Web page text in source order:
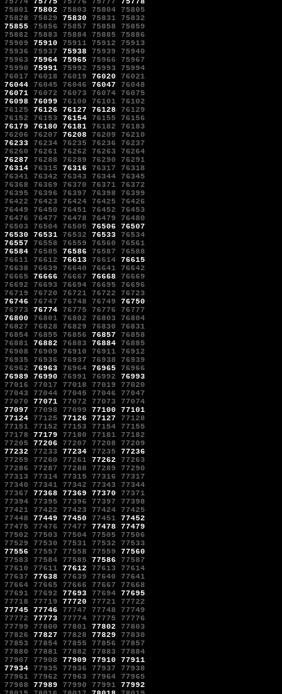
75801 75802 75803 75804 75805
75828 75829 75830 75831
75832
75855 75856 75857 75858
75859
75882 75883 75884 75885
75886
75909 75910 75911 75912
75913
75936 75937 75938 75939
75940
75963 75964 75965 75966
75967
75990 75991 75992 75993
75994
76017 76018 76019 76020
76021
76044 76045 76046 76047
76048
76071 76072 76073 76074 76075
76098 76099 76100 76101
76102
76125 76126 76127 76128
76129
76152 76153 76154 76155
76156
76179 76180 76181 76182
76183
76206 76207 76208 76209
76210
76233 76234 76235 76236
76237
76260 76261 76262 76263
76264
76287 76288 76289 76290
76291
76314 76315 76316 76317
76318
76341 76342 76343 76344 76345
76368 76369 76370 76371
76372
76395 76396 76397 76398
76399
76422 76423 76424 76425
76426
76449 76450 76451 76452
76453
76476 76477 76478 76479
76480
76503 76504 76505 76506
76507
76530 76531 76532 76533
76534
76557 76558 76559 76560
76561
76584 76585 76586 76587
76588
76611 76612 76613 76614 76615
76638 76639 76640 76641
76642
76665 76666 76667 76668
76669
76692 76693 76694 76695
76696
76719 76720 76721 76722
76723
76746 76747 76748 76749
76750
76773 76774 76775 76776
76777
76800 76801 76802 76803
76804
76827 76828 76829 76830
76831
76854 76855 76856 76857
76858
76881 76882 76883 76884 76885
76908 76909 76910 76911
76912
76935 76936 76937 76938
76939
76962 76963 76964 76965
76966
76989 76990 76991 76992
76993
77016 77017 77018 77019
77020
77043 77044 77045 77046
77047
77070 77071 77072 77073
77074
77097 77098 77099 77100
77101
77124 77125 77126 77127
77128
77151 77152 77153 77154 77155
77178 77179 77180 77181
77182
77205 77206 77207 77208
77209
77232 77233 77234 77235
77236
77259 77260 77261 77262
77263
77286 77287 77288 77289
77290
77313 77314 77315 77316
77317
77340 77341 77342 77343
77344
77367 77368 77369 77370
77371
77394 77395 77396 77397
77398
77421 77422 77423 77424 77425
77448 77449 77450 77451
77452
77475 77476 77477 77478
77479
77502 77503 77504 77505
77506
77529 77530 77531 77532
77533
77556 77557 77558 77559
77560
77583 77584 77585 77586
77587
77610 77611 77612 77613
77614
77637 77638 77639 77640
77641
77664 77665 77666 77667
77668
77691 77692 77693 77694 77695
77718 77719 77720 77721
77722
77745 77746 77747 77748
77749
77772 77773 77774 77775
77776
77799 77800 77801 77802
77803
77826 77827 77828 77829
77830
77853 77854 77855 77856
77857
77880 77881 77882 77883
77884
77907 77908 77909 77910
77911
77934 77935 77936 77937
77938
77961 77962 77963 77964 77965
77988 77989 77990 77991
77992